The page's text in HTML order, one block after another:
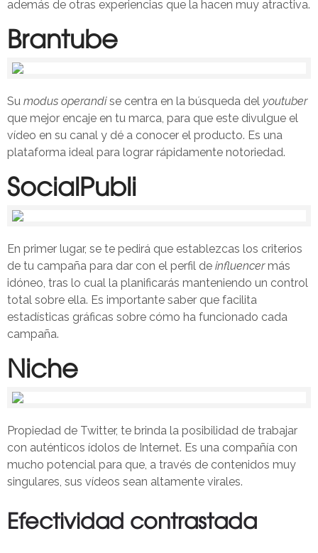
además de otras experiencias que la hacen muy atractiva.
Brantube
Su modus operandise centra en la búsqueda del youtuber
que mejor encaje en tu marca, para que este divulgue el
vídeo en su canal y dé a conocer el producto. Es una
plataforma ideal para lograr rápidamente notoriedad.
SocialPubli
En primer lugar, se te pedirá que establezcas los criterios
de tu campaña para dar con el perfil de influencermás
idóneo, tras lo cual la planificarás manteniendo un control
total sobre ella. Es importante saber que facilita
estadísticas gráficas sobre cómo ha funcionado cada
campaña.
Niche
Propiedad de Twitter, te brinda la posibilidad de trabajar
con auténticos ídolos de Internet. Es una compañía con
mucho potencial para que, a través de contenidos muy
singulares, sus vídeos sean altamente virales.
Efectividad contrastada